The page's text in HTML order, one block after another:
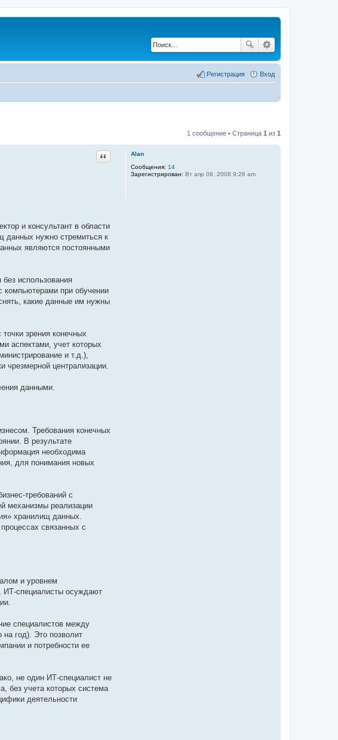
Вход
Регистрация
1 сообщение • Страница 1 из 1
Alan
Сообщения: 14
Зарегистрирован: Вт апр 08, 2008 9:26 am
Цитата
и консультант в области
данных нужно стремиться к
являются постоянными
использования
компьютерами при обучении
какие данные им нужны
зрения конечных
аспектами, учет которых
и т.д.),
чрезмерной централизации.
данными.
Требования конечных
В результате
необходима
для понимания новых
требований с
механизмы реализации
хранилищ данных.
связанных с
и уровнем
ИТ-специалисты осуждают
специалистов между
год). Это позволит
и потребности ее
не один ИТ-специалист не
без учета которых система
деятельности